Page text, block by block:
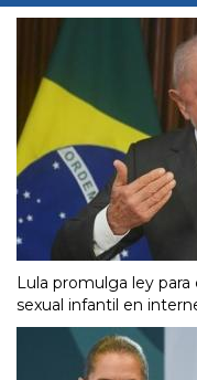
Lula promulga ley
sexual infantil en